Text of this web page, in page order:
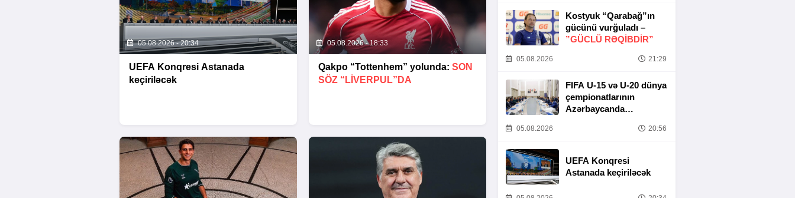
05.08.2026 - 20:34
UEFA Konqresi Astanada
keçiriləcək
05.08.2026 - 18:33
Qakpo “Tottenhem” yolunda: SON
SÖZ “LIVERPUL”DA
Kostyuk “Qarabağ”ın
gücünü vurğuladı –
”GÜCLÜ RƏQİBDİR”
05.08.2026 21:29
FIFA U-15 və U-20 dünya
çempionatlarının
Azərbaycanda
Təşkilat Komitəsinin
05.08.2026 20:56
UEFA Konqresi
Astanada keçiriləcək